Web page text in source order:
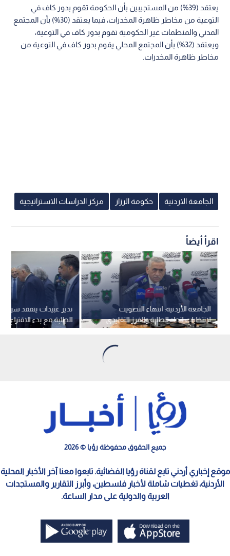
يعتقد (39%) من المستجيبين بأن الحكومة تقوم بدور كاف في
التوعية من مخاطر ظاهرة المخدرات، فيما يعتقد (30%) بأن المجتمع
المدني والمنظمات غير الحكومية تقوم بدور كاف في التوعية،
ويعتقد (32%) بأن المجتمع المحلي يقوم بدور كاف في التوعية من
مخاطر ظاهرة المخدرات.
الجامعة الاردنية حكومة الرزاز مركز الدراسات الاستراتيجية
اقرأ أيضاً
نذير عبيدات يتفقد سير
الطلبة مع بدء الاقتراع
الجامعة الأردنية: انتهاء التصويت
لانتخابات اتحاد الطلبة والفرز التقليدي
يضمن الشفافية
0
0
انتخابات مجلس اتحاد الطلبة
استمع للخبر: